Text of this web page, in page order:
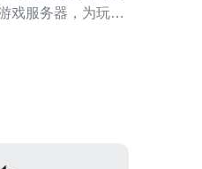
戏服务器，为玩家